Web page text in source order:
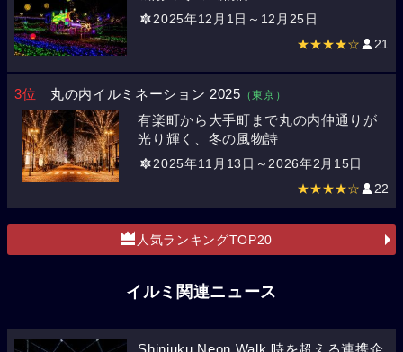
2025年12月1日～12月25日
★★★★☆ 21
3位 丸の内イルミネーション 2025 （東京）
有楽町から大手町まで丸の内仲通りが
光り輝く、冬の風物詩
2025年11月13日～2026年2月15日
★★★★☆ 22
人気ランキングTOP20
イルミ関連ニュース